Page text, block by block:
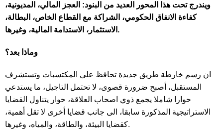
ويندرج تحت هذا المحور العديد من البنود: العجز المالي، المديونية،
كفاءة الانفاق الحكومي، الشراكة مع القطاع الخاص، البطالة،
الاستثمار، الاستدامة المالية، وغيرها.
وماذا بعد؟
ان رسم خارطة طريق جديدة تحافظ على المكتسبات وتستشرف
المستقبل، أصبح ضرورة قصوى، لا تحتمل التاجيل، ما يستدعي
حوارا شاملا يجمع ذوي اصحاب العلاقة، حوار يتناول القضايا
الاستراتيجية المذكورة سابقا، الى جانب قضايا أخرى لا تقل أهمية،
كقضايا البيئة، والطاقة، والمياه، وغيرها.